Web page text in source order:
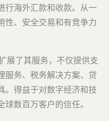
行海外汇款和收款。从一
性、安全交易和有竞争力
展了其服务，不仅提供支
服务、税务解决方案、贷
。得益于对数字经济和技
数百万客户的信任。